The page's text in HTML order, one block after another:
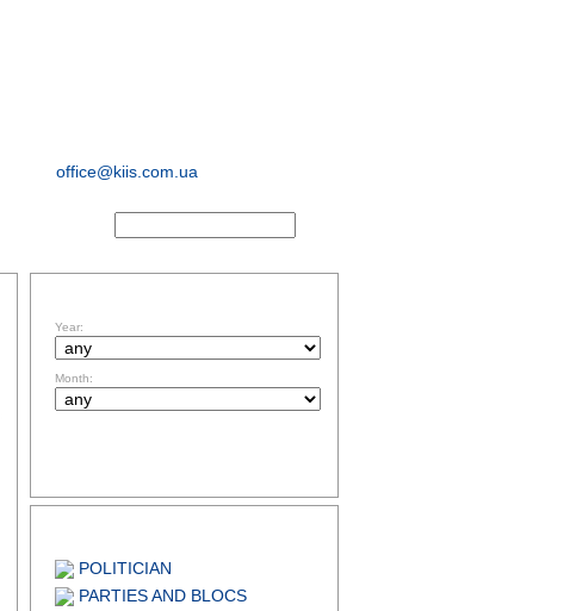
office@kiis.com.ua
Year:
Month:
POLITICIAN
PARTIES AND BLOCS